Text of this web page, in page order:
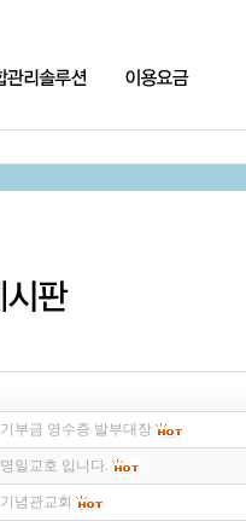
기부금 영수증 발부대장
명일교호 입니다.
기념관교회